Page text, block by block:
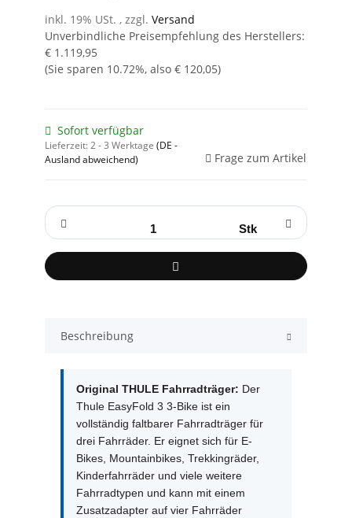
inkl. 19% USt. , zzgl. Versand
Unverbindliche Preisempfehlung des Herstellers:
€ 1.119,95
(Sie sparen 10.72%, also € 120,05)
Sofort verfügbar
Lieferzeit:2 - 3 Werktage (DE -
Ausland abweichend)
Frage zum Artikel
Stk
Beschreibung
Original THULE Fahrradträger: Der
Thule EasyFold 3 3-Bike ist ein
vollständig faltbarer Fahrradträger für
drei Fahrräder. Er eignet sich für E-
Bikes, Mountainbikes, Trekkingräder,
Kinderfahrräder und viele weitere
Fahrradtypen und kann mit einem
Zusatzadapter auf vier Fahrräder